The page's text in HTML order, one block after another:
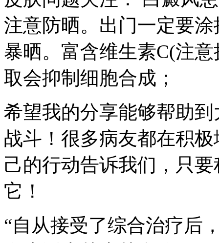
注意防晒。出门一定要
暴晒。富含维生素C(注
取会抑制细胞合成；
希望我的分享能够帮助
战斗！很多病友都在积
己的行动告诉我们，只
它！
“自从接受了综合治疗后